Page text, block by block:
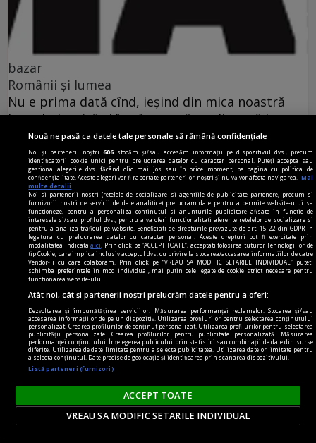
bazar
Românii şi lumea
Nu e prima dată cînd, ieşind din mica noastră
lume balcanică şi încrîncenată, realizez că lumea
mare, de aiurea, e… altfel. Ajunsă, din nou, după
oarece timp, la Viena, am avut un soi de şoc
cultural. Deşi am tot călătorit, mai ales prin
Europa, anumite ritualuri cotidiene de aiurea
continuă să mă mire: de pildă, cele legate de
trafic.
Iaromira POPOVICI
Nouă ne pasă ca datele tale personale să rămână confidențiale
Noi și partenerii noștri606 stocăm și/sau accesăm informații pe dispozitivul dvs., precum
identificatorii cookie unici pentru prelucrarea datelor cu caracter personal. Puteți accepta sau
gestiona alegerile dvs. făcând clic mai jos sau în orice moment, pe pagina cu politica de
confidențialitate. Aceste alegeri vor fi raportate partenerilor noștri și nu vă vor afecta navigarea.
Mai
multe detalii
Noi si partenerii nostri (retelele de socializare si agentiile de publicitate partenere, precum si
furnizorii nostri de servicii de date analitice) prelucram date pentru a permite website-ului sa
functioneze, pentru a personaliza continutul si anunturile publicitare afisate in functie de
interesele si/sau profilul dvs., pentru a va oferi functionalitati aferente retelelor de socializare si
pentru a analiza traficul pe website. Beneficiati de drepturile prevazute de art. 15-22 din GDPR in
legatura cu prelucrarea datelor cu caracter personal. Aceste drepturi pot fi exercitate prin
modalitatea indicataaici
. Prin click pe “ACCEPT TOATE”, acceptati folosirea tuturor Tehnologiilor de
tip Cookie, care implica inclusiv acceptul dvs. cu privire la stocarea/accesarea informatiilor de catre
Vendor-ii cu care colaboram. Prin click pe “VREAU SA MODIFIC SETARILE INDIVIDUAL” puteti
schimba preferintele in mod individual, mai putin cele legate de cookie strict necesare pentru
functionarea website-ului.
Atât noi, cât și partenerii noștri prelucrăm datele pentru a oferi:
Dezvoltarea și îmbunătățirea serviciilor. Măsurarea performanței reclamelor. Stocarea și/sau
accesarea informațiilor de pe un dispozitiv. Utilizarea profilurilor pentru selectarea conținutului
personalizat. Crearea profilurilor de conținut personalizat. Utilizarea profilurilor pentru selectarea
publicității personalizate. Crearea profilurilor pentru publicitate personalizată. Măsurarea
performanței conținutului. Înțelegerea publicului prin statistici sau combinații de date din surse
diferite. Utilizarea de date limitate pentru a selecta publicitatea. Utilizarea datelor limitate pentru
a selecta conținutul. Date precise de geolocație și identificarea prin scanarea dispozitivului.
Listă parteneri (furnizori)
ACCEPT TOATE
VREAU SA MODIFIC SETARILE INDIVIDUAL